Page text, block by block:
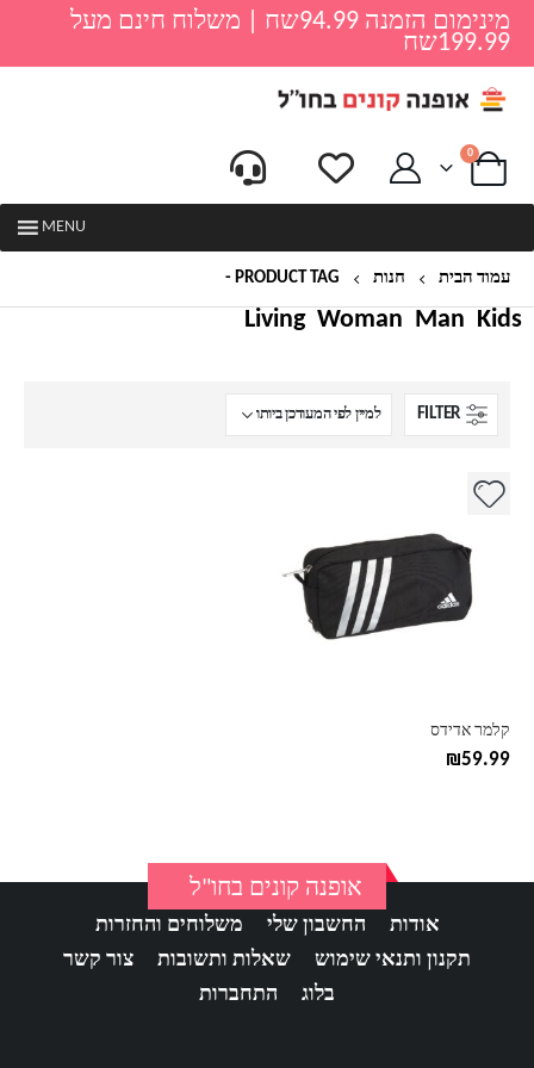
מינימום הזמנה 94.99שח | משלוח חינם מעל
199.99שח
0
MENU
עמוד הבית חנות PRODUCT TAG -
Kids
Man
Woman
Living
FILTER
קלמר אדידס
₪59.99
אופנה קונים בחו"ל
אודות החשבון שלי
משלוחים והחזרות
תקנון ותנאי שימוש
שאלות ותשובות
צור קשר
בלוג
התחברות